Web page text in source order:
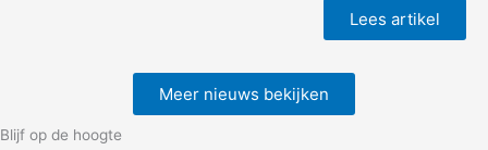
Lees artikel
Meer nieuws bekijken
Blijf op de hoogte